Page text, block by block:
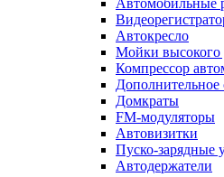
Автомобильные
Автокресло
Мойки высокого
Компрессор
Дополнительное
Домкраты
FM-модуляторы
Автовизитки
Пуско-зарядные
Автодержатели